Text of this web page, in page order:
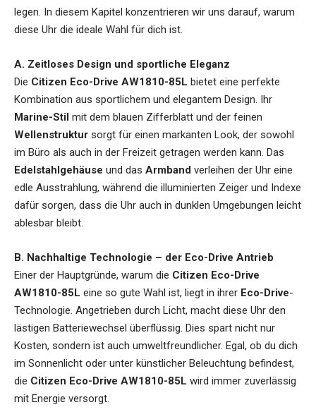
legen. In diesem Kapitel konzentrieren wir uns darauf, warum
diese Uhr die ideale Wahl für dich ist.
A. Zeitloses Design und sportliche Eleganz
Die Citizen Eco-Drive AW1810-85L bietet eine perfekte
Kombination aus sportlichem und elegantem Design. Ihr
Marine-Stil mit dem blauen Zifferblatt und der feinen
Wellenstruktur sorgt für einen markanten Look, der sowohl
im Büro als auch in der Freizeit getragen werden kann. Das
Edelstahlgehäuse und das Armband verleihen der Uhr eine
edle Ausstrahlung, während die illuminierten Zeiger und Indexe
dafür sorgen, dass die Uhr auch in dunklen Umgebungen leicht
ablesbar bleibt.
B. Nachhaltige Technologie – der Eco-Drive Antrieb
Einer der Hauptgründe, warum die Citizen Eco-Drive
AW1810-85L eine so gute Wahl ist, liegt in ihrer Eco-Drive-
Technologie. Angetrieben durch Licht, macht diese Uhr den
lästigen Batteriewechsel überflüssig. Dies spart nicht nur
Kosten, sondern ist auch umweltfreundlicher. Egal, ob du dich
im Sonnenlicht oder unter künstlicher Beleuchtung befindest,
die Citizen Eco-Drive AW1810-85L wird immer zuverlässig
mit Energie versorgt.